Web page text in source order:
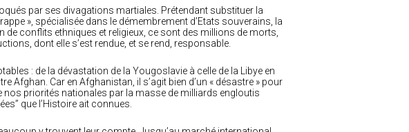
par ses divagations martiales. Prétendant substituer la
», spécialisée dans le démembrement d’Etats souverains, la
conflits ethniques et religieux, ce sont des millions de morts,
dont elle s’est rendue, et se rend, responsable.
: de la dévastation de la Yougoslavie à celle de la Libye en
Afghan. Car en Afghanistan, il s’agit bien d’un « désastre » pour
priorités nationales par la masse de milliards engloutis
que l’Histoire ait connues.